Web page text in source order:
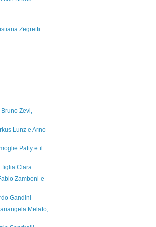
Zegretti
Zevi,
Lunz e Arno
Patty e il
figlia Clara
Zamboni e
Gandini
Melato,